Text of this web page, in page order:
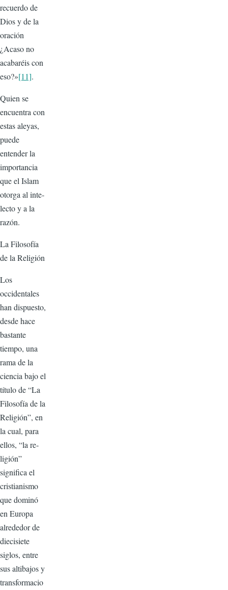
recuerdo de
Dios y de la
oración
¿Acaso no
acabaréis con
eso?»[11].
Quien se
encuentra con
estas ale­yas,
puede
entender la
importan­cia
que el Islam
otorga al inte­
lecto y a la
razón.
La Filosofía
de la Religión
Los
occidentales
han dispuesto,
desde hace
bastante
tiempo, una
rama de la
ciencia bajo el
título de “La
Filosofía de la
Religión”, en
la cual, para
ellos, “la re­
ligión”
significa el
cristianismo
que dominó
en Europa
alrededor de
diecisiete
siglos, entre
sus al­tibajos y
transformacio